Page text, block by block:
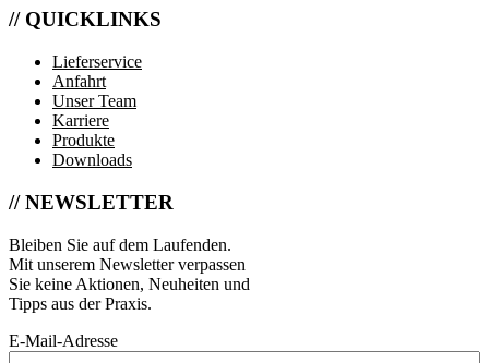
// QUICKLINKS
Lieferservice
Anfahrt
Unser Team
Karriere
Produkte
Downloads
// NEWSLETTER
Bleiben Sie auf dem Laufenden.
Mit unserem Newsletter verpassen
Sie keine Aktionen, Neuheiten und
Tipps aus der Praxis.
E-Mail-Adresse